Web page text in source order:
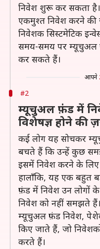
निवेश शुरू कर सकता
एकमुश्त निवेश करने की
निवेशक सिस्टमेटिक
समय-समय पर म्यूचुअल
कर सकते हैं।
आपने
#2
म्यूचुअल फ़ंड में
विशेषज्ञ होने की
कई लोग यह सोचकर
बचते हैं कि उन्हें कुछ
इसमें निवेश करने के लिए
हालाँकि, यह एक बहुत
फ़ंड में निवेश उन लोगों
निवेश को नहीं समझते हैं।
म्यूचुअल फ़ंड निवेश,
किए जाते हैं, जो
करते हैं।